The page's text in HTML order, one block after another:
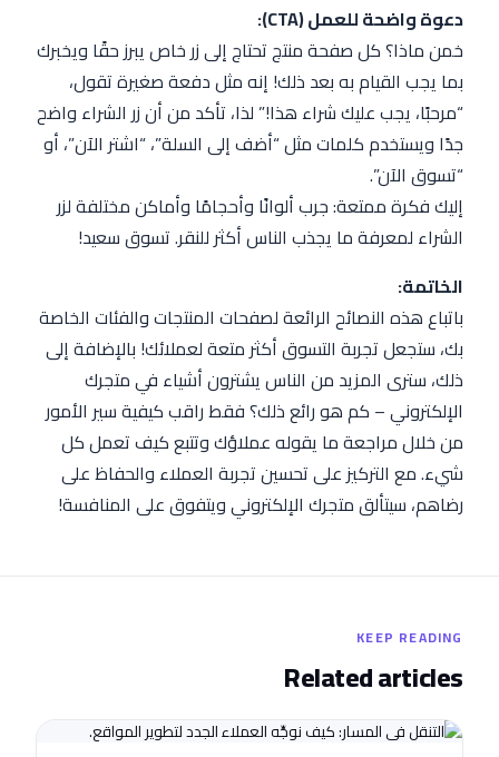
دعوة واضحة للعمل (CTA):
خمن ماذا؟ كل صفحة منتج تحتاج إلى زر خاص يبرز حقًا ويخبرك
بما يجب القيام به بعد ذلك! إنه مثل دفعة صغيرة تقول،
“مرحبًا، يجب عليك شراء هذا!” لذا، تأكد من أن زر الشراء واضح
جدًا ويستخدم كلمات مثل “أضف إلى السلة”، “اشتر الآن”، أو
“تسوق الآن”.
إليك فكرة ممتعة: جرب ألوانًا وأحجامًا وأماكن مختلفة لزر
الشراء لمعرفة ما يجذب الناس أكثر للنقر. تسوق سعيد!
الخاتمة:
باتباع هذه النصائح الرائعة لصفحات المنتجات والفئات الخاصة
بك، ستجعل تجربة التسوق أكثر متعة لعملائك! بالإضافة إلى
ذلك، سترى المزيد من الناس يشترون أشياء في متجرك
الإلكتروني – كم هو رائع ذلك؟ فقط راقب كيفية سير الأمور
من خلال مراجعة ما يقوله عملاؤك وتتبع كيف تعمل كل
شيء. مع التركيز على تحسين تجربة العملاء والحفاظ على
رضاهم، سيتألق متجرك الإلكتروني ويتفوق على المنافسة!
KEEP READING
Related articles